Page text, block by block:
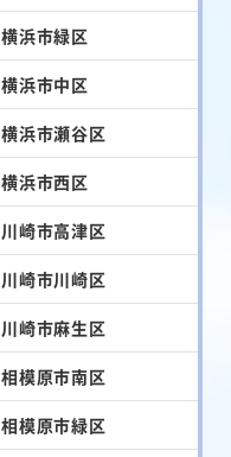
横浜市緑区
横浜市中区
横浜市瀬谷区
横浜市西区
川崎市高津区
川崎市川崎区
川崎市麻生区
相模原市南区
相模原市緑区